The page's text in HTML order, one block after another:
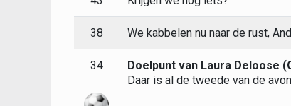
38 We kabbelen nu naar de rust,
34
Doelpunt van Laura Deloose
Daar is al de tweede van de